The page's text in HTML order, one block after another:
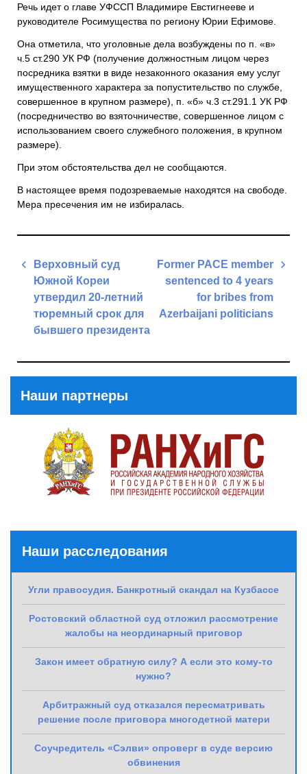
Речь идет о главе УФССП Владимире Евстигнееве и
руководителе Росимущества по региону Юрии Ефимове.
Она отметила, что уголовные дела возбуждены по п. «в»
ч.5 ст.290 УК РФ (получение должностным лицом через
посредника взятки в виде незаконного оказания ему услуг
имущественного характера за попустительство по службе,
совершенное в крупном размере), п. «б» ч.3 ст.291.1 УК РФ
(посредничество во взяточничестве, совершенное лицом с
использованием своего служебного положения, в крупном
размере).
При этом обстоятельства дел не сообщаются.
В настоящее время подозреваемые находятся на свободе.
Мера пресечения им не избиралась.
Навигация
записям
Верховный суд
Южной Кореи
утвердил 20-летний
тюремный срок для
бывшего президента
Former PACE member
sentenced to 4 years
for bribes from
Azerbaijani politicians
Наши партнеры
Наши расследования
Угли правосудия. Банкротный скандал на Кузбассе
Ростовский областной суд отложил рассмотрение
жалобы на неординарный приговор
Закон имеет обратную силу? А если это кому-то
нужно?
Арбитражный суд отказался пересматривать
решение после приговора многодетной матери
Соучредитель «Сэлви» опроверг в суде версию
обвинения